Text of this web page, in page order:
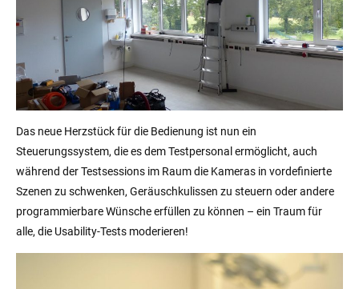
Das neue Herzstück für die Bedienung ist nun ein
Steuerungssystem, die es dem Testpersonal ermöglicht, auch
während der Testsessions im Raum die Kameras in vordefinierte
Szenen zu schwenken, Geräuschkulissen zu steuern oder andere
programmierbare Wünsche erfüllen zu können – ein Traum für
alle, die Usability-Tests moderieren!